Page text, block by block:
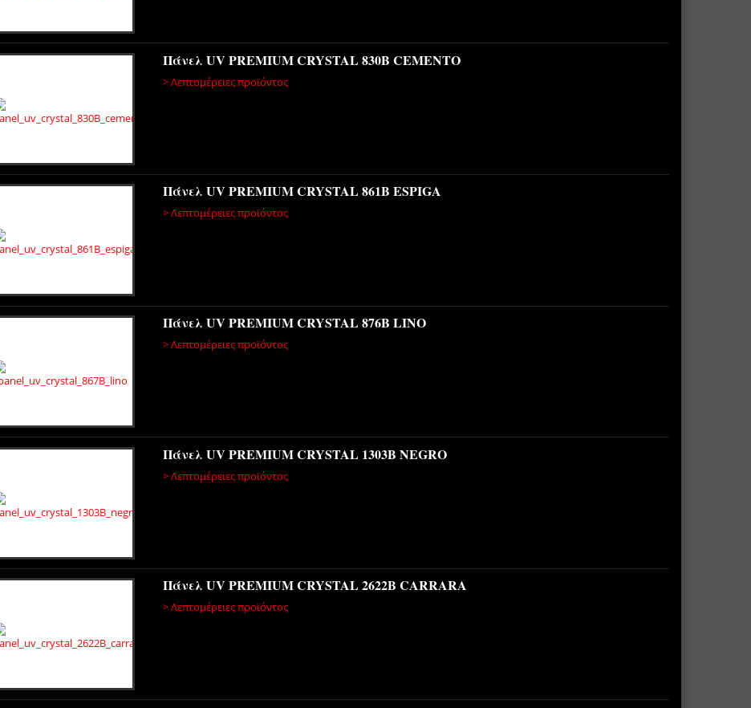
Πάνελ UV PREMIUM CRYSTAL 830B CEMENTO
> Λεπτομέρειες προϊόντος
Πάνελ UV PREMIUM CRYSTAL 861B ESPIGA
> Λεπτομέρειες προϊόντος
Πάνελ UV PREMIUM CRYSTAL 876B LINO
> Λεπτομέρειες προϊόντος
Πάνελ UV PREMIUM CRYSTAL 1303B NEGRO
> Λεπτομέρειες προϊόντος
Πάνελ UV PREMIUM CRYSTAL 2622B CARRARA
> Λεπτομέρειες προϊόντος